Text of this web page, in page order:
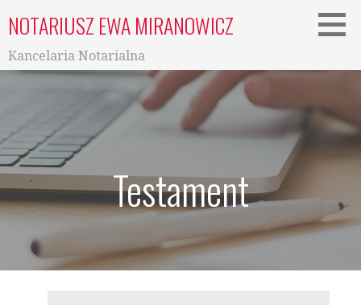
NOTARIUSZ EWA MIRANOWICZ
Kancelaria Notarialna
Testament